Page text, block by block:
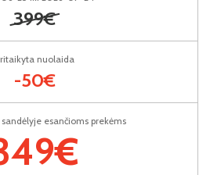
esančioms prekėms
399€
nuolaida
-50€